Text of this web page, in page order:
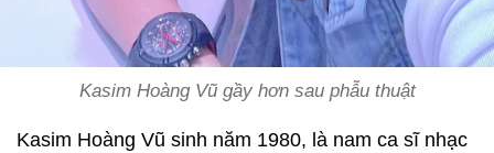
Kasim Hoàng Vũ gầy hơn sau phẫu thuật
Kasim Hoàng Vũ sinh năm 1980, là nam ca sĩ nhạc